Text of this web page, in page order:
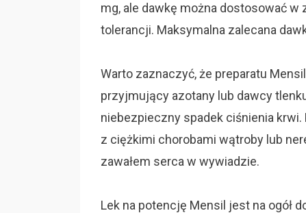
mg, ale dawkę można dostosować
tolerancji. Maksymalna zalecana
Warto zaznaczyć, że preparatu
przyjmujący azotany lub dawcy
niebezpieczny spadek ciśnienia
z ciężkimi chorobami wątroby lub
zawałem serca w wywiadzie.
Lek na potencję Mensil jest na ogół